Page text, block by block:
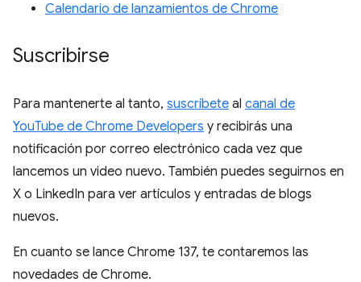
Calendario de lanzamientos de Chrome
Suscribirse
Para mantenerte al tanto, suscríbete al canal de
YouTube de Chrome Developers y recibirás una
notificación por correo electrónico cada vez que
lancemos un video nuevo. También puedes seguirnos en
X o LinkedIn para ver artículos y entradas de blogs
nuevos.
En cuanto se lance Chrome 137, te contaremos las
novedades de Chrome.